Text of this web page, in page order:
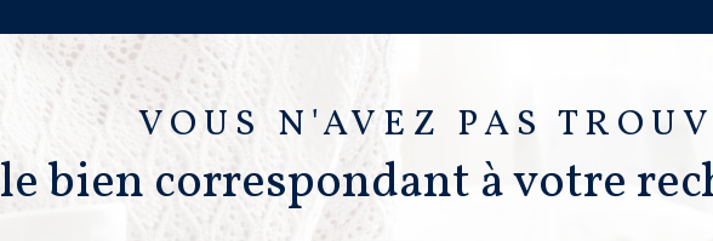
VOUS N'AVEZ PAS
le bien correspondant à votre